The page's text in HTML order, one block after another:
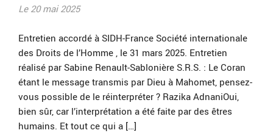
Le 20 mai 2025
Entretien accordé à SIDH-France Société internationale
des Droits de l’Homme , le 31 mars 2025. Entretien
réalisé par Sabine Renault-Sablonière S.R.S. : Le Coran
étant le message transmis par Dieu à Mahomet, pensez-
vous possible de le réinterpréter ? Razika AdnaniOui,
bien sûr, car l’interprétation a été faite par des êtres
humains. Et tout ce qui a […]